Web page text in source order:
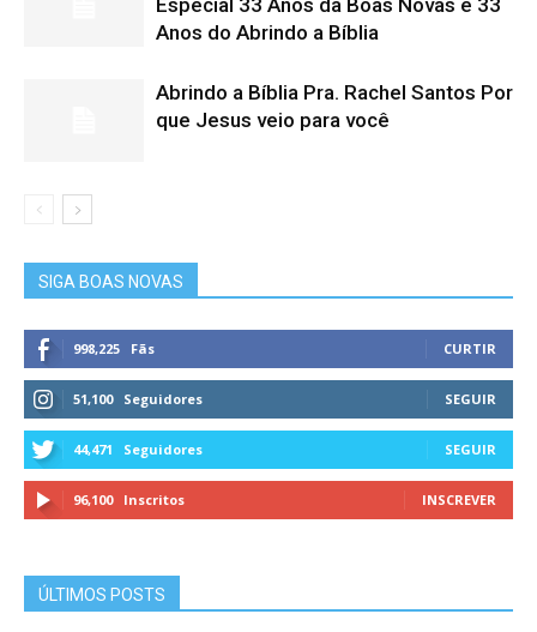
Anos do Abrindo a Bíblia
Abrindo a Bíblia Pra. Rachel Santos Por
que Jesus veio para você
SIGA BOAS NOVAS
998,225 Fãs CURTIR
51,100 Seguidores SEGUIR
44,471 Seguidores SEGUIR
96,100 Inscritos INSCREVER
ÚLTIMOS POSTS